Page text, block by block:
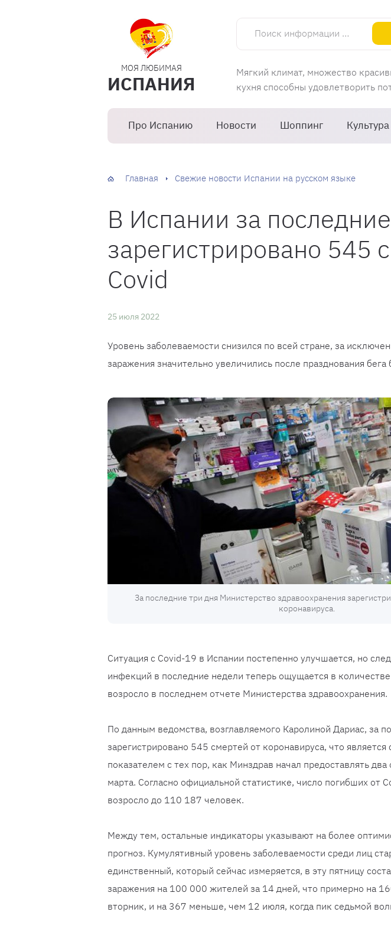
МОЯ ЛЮБИМАЯ
ИСПАНИЯ
Поиск информации об Испании
Мягкий климат, множество
кухня способны удовлетворить
Про Испанию Новости Шоппинг Культура
Главная Свежие новости Испании на русском языке
В Испании за
зарегистрировано 545
Covid
25 июля 2022
Уровень заболеваемости снизился по всей стране, за
заражения значительно увеличились после празднования
За последние три дня Министерство здравоохранения
коронавируса.
Ситуация с Covid-19 в Испании постепенно улучшается, но
инфекций в последние недели теперь ощущается в
возросло в последнем отчете Министерства здравоохранения.
По данным ведомства, возглавляемого Каролиной Дариас, за
зарегистрировано 545 смертей от коронавируса, что
показателем с тех пор, как Минздрав начал предоставлять
марта. Согласно официальной статистике, число погибших от
возросло до 110 187 человек.
Между тем, остальные индикаторы указывают на более
прогноз. Кумулятивный уровень заболеваемости среди лиц
единственный, который сейчас измеряется, в эту пятницу
заражения на 100 000 жителей за 14 дней, что примерно на
вторник, и на 367 меньше, чем 12 июля, когда пик седьмой